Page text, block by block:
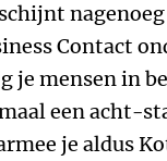
Contact
je mensen in
een acht-
je aldus